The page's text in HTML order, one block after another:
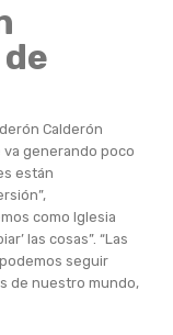
Calderón
va generando poco
están
como Iglesia
las cosas”. “Las
seguir
de nuestro mundo,